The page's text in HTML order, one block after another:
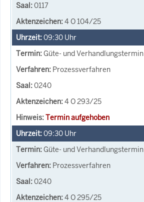
0117
4 O 104/25
09:30 Uhr
Güte- und Verhandlungstermin
Prozessverfahren
0240
4 O 293/25
Termin aufgehoben
09:30 Uhr
Güte- und Verhandlungstermin
Prozessverfahren
0240
4 O 295/25